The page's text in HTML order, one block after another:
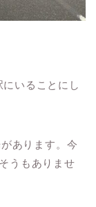
いることにし
あります。今
うもありませ